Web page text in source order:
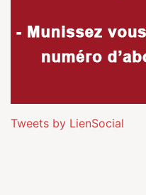
Tweets by LienSocial